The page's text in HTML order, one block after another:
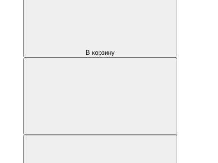
В корзину